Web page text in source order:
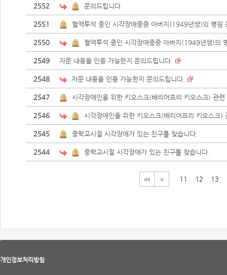
2552 문의드립니다
2551 혈액투석 중인 시각장애중증 아버지(1949년생)의 병원
2550 혈액투석 중인 시각장애중증 아버지(1949년생)의
2549 자문 내용을 인용 가능한지 문의드립니다.
2548 자문 내용을 인용 가능한지 문의드립니다.
2547 시각장애인을 위한 키오스크(배리어프리 키오스크) 관
2546 시각장애인을 위한 키오스크(배리어프리 키오스크)
2545 중학교시절 시각장애가 있는 친구를 찾습니다.
2544 중학교시절 시각장애가 있는 친구를 찾습니다.
11 12 13
개인정보처리방침